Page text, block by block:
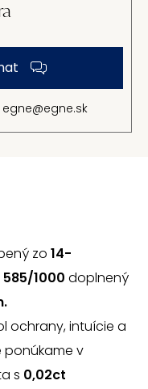
egne@egne.sk
zo 14-
1000 doplnený
ochrany, intuície a
ponúkame v
s 0,02ct